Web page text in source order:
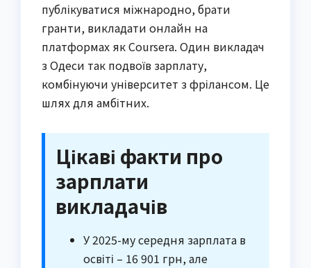
публікуватися міжнародно, брати
гранти, викладати онлайн на
платформах як Coursera. Один викладач
з Одеси так подвоїв зарплату,
комбінуючи університет з фрілансом. Це
шлях для амбітних.
Цікаві факти про
зарплати
викладачів
У 2025-му середня зарплата в
освіті – 16 901 грн, але